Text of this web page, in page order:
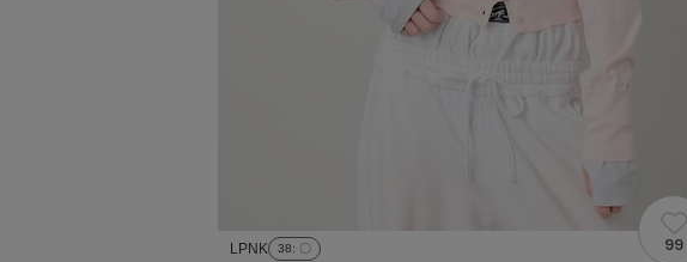
LPNK 38: 〇 99